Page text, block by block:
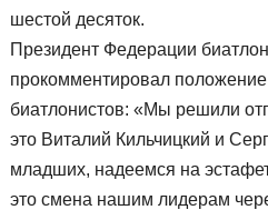
шестой десяток.
Президент Федерации
прокомментировал
биатлонистов: «Мы решили
это Виталий Кильчицкий и
младших, надеемся на
это смена нашим лидерам